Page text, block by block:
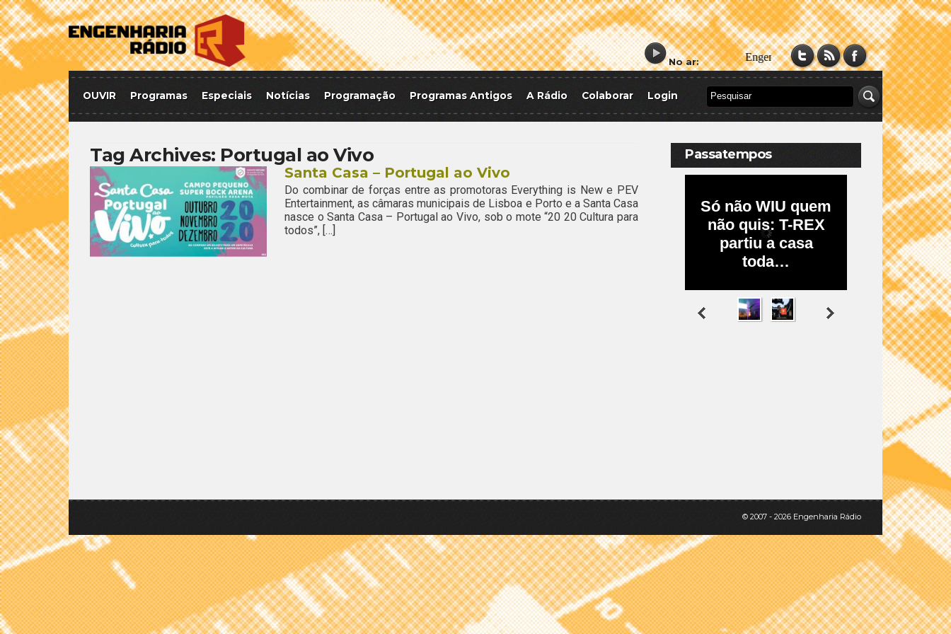
No ar:
OUVIR Programas Especiais Notícias Programação Programas Antigos A Rádio Colaborar Login
Tag Archives: Portugal ao Vivo
Santa Casa – Portugal ao Vivo
Do combinar de forças entre as promotoras Everything is New e PEV
Entertainment, as câmaras municipais de Lisboa e Porto e a Santa Casa
nasce o Santa Casa – Portugal ao Vivo, sob o mote “20 20 Cultura para
todos”, […]
Passatempos
© 2007 - 2026 Engenharia Rádio